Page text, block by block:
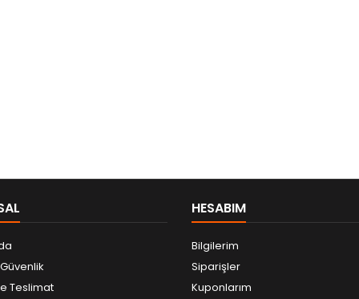
Teslimat
HESABIM
Bilgilerim
Siparişler
Kuponlarım